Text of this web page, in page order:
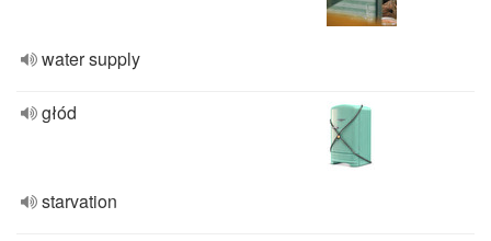
water supply
głód
starvation